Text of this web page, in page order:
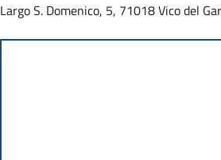
Largo S. Domenico, 5, 71018 Vico del